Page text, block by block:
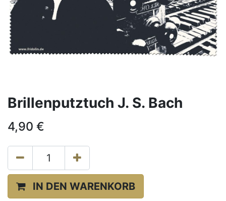
Brillenputztuch J. S. Bach
4,90 €
IN DEN WARENKORB